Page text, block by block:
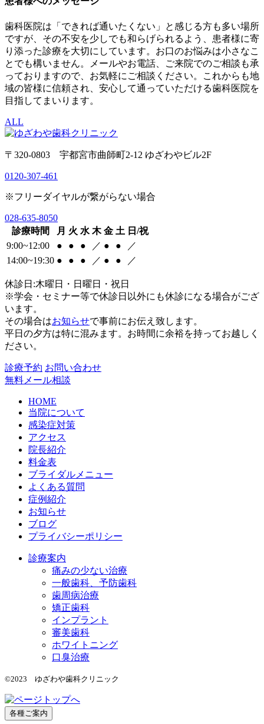
歯科医院は「できれば通いたくない」と感じる方も多い場所
ですが、その不安を少しでも和らげられるよう、患者様に寄
り添った診療を大切にしています。お口のお悩みは小さなこ
とでも構いません。メールやお電話、ご来院でのご相談も承
っておりますので、お気軽にご相談ください。これからも地
域の皆様に信頼され、安心して通っていただける歯科医院を
目指してまいります。
ALL
〒320-0803 宇都宮市曲師町2-12 ゆざわやビル2F
0120-307-461
※フリーダイヤルが繋がらない場合
028-635-8050
診療時間
月 火 水 木 金 土 日/祝
9:00~12:00
● ● ● ／ ● ●
／
14:00~19:30 ● ● ● ／ ● ● ／
休診日:木曜日・日曜日・祝日
※学会・セミナー等で休診日以外にも休診になる場合がござ
います。
その場合はお知らせで事前にお伝え致します。
平日の夕方は特に混みます。お時間に余裕を持ってお越しく
ださい。
診療予約 お問い合わせ
無料メール相談
HOME
当院について
感染症対策
アクセス
院長紹介
料金表
ブライダルメニュー
よくある質問
症例紹介
お知らせ
ブログ
プライバシーポリシー
診療案内
痛みの少ない治療
一般歯科、予防歯科
歯周病治療
矯正歯科
インプラント
審美歯科
ホワイトニング
口臭治療
©2023 ゆざわや歯科クリニック
各種ご案内